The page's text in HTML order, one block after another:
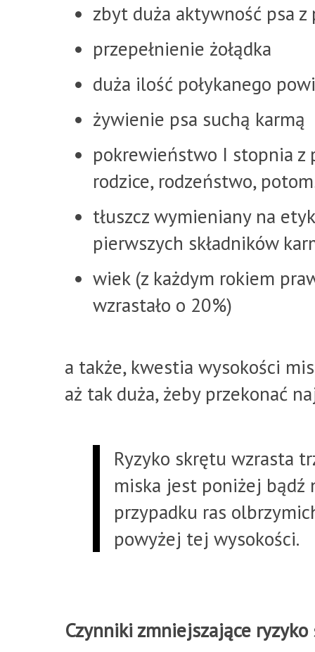
zbyt duża aktywność psa z
przepełnienie żołądka
duża ilość połykanego
żywienie psa suchą karmą
pokrewieństwo I stopnia z
rodzice, rodzeństwo,
tłuszcz wymieniany na
pierwszych składników
wiek (z każdym rokiem
wzrastało o 20%)
a także, kwestia wysokości
aż tak duża, żeby przekonać
Ryzyko skrętu wzrasta
miska jest poniżej bądź
przypadku ras
powyżej tej wysokości.
Czynniki zmniejszające ryzyko